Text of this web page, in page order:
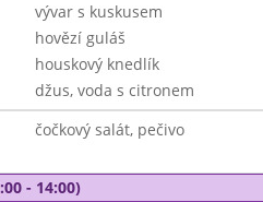
vývar s kuskusem
hovězí guláš
houskový knedlík
džus, voda s citronem
čočkový salát, pečivo
- 14:00)